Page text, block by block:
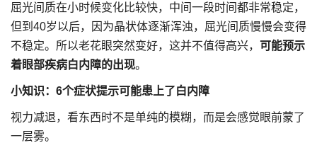
屈光间质在小时候变化比较快，中间一段时间都非常稳定，
但到40岁以后，因为晶状体逐渐浑浊，屈光间质慢慢会变得
不稳定。所以老花眼突然变好，这并不值得高兴， 可能预示
着眼部疾病白内障的出现。
小知识：6个症状提示可能患上了白内障
视力减退，看东西时不是单纯的模糊，而是会感觉眼前蒙了
一层雾。